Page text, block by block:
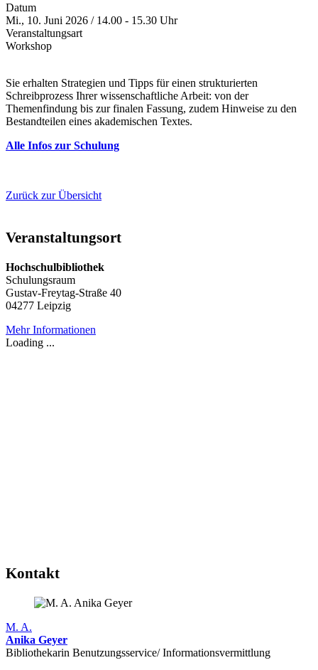
Datum
Mi., 10. Juni 2026 / 14.00 - 15.30 Uhr
Veranstaltungsart
Workshop
Sie erhalten Strategien und Tipps für einen strukturierten
Schreibprozess Ihrer wissenschaftliche Arbeit: von der
Themenfindung bis zur finalen Fassung, zudem Hinweise zu den
Bestandteilen eines akademischen Textes.
Alle Infos zur Schulung
Zurück zur Übersicht
Veranstaltungsort
Hochschulbibliothek
Schulungsraum
Gustav-Freytag-Straße 40
04277 Leipzig
Mehr Informationen
Loading ...
Kontakt
M. A.
Anika Geyer
Bibliothekarin Benutzungs­service/ Infor­mations­vermittlung